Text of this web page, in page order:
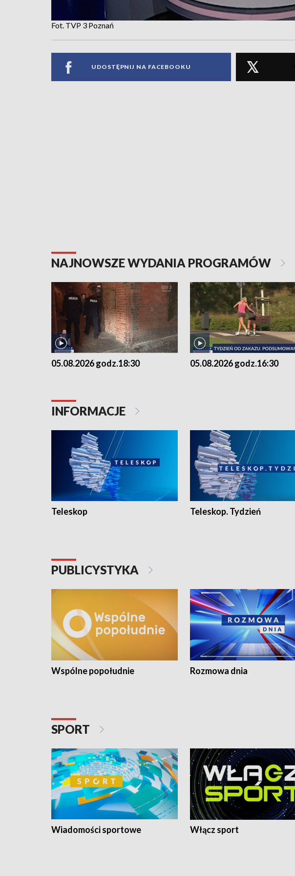
Fot. TVP 3 Poznań
UDOSTĘPNIJ NA FACEBOOKU
NAJNOWSZE WYDANIA PROGRAMÓW
05.08.2026 godz.18:30 05.08.2026 godz.16:30
INFORMACJE
Teleskop Teleskop. Tydzień
PUBLICYSTYKA
Wspólne popołudnie Rozmowa dnia
SPORT
Wiadomości sportowe Włącz sport